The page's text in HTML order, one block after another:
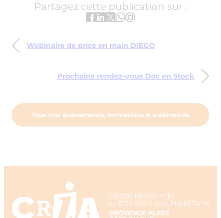
Partagez cette publication sur :
Webinaire de prise en main DIEGO
Prochains rendez-vous Doc en Stock
Tous nos événements, formations & webinaires